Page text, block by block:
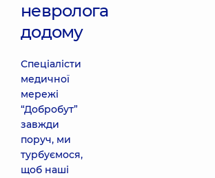
невролога
додому
Спеціалісти
медичної
мережі
“Добробут”
завжди
поруч, ми
турбуємося,
щоб наші